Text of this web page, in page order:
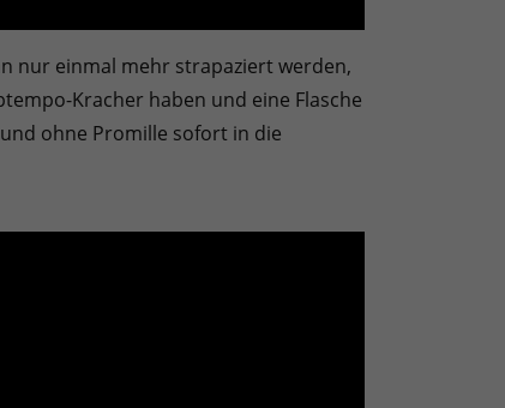
nur einmal mehr strapaziert werden,
Kracher haben und eine Flasche
ohne Promille sofort in die